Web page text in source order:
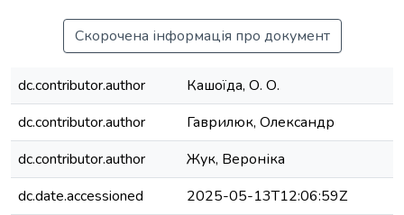
Скорочена інформація про документ
dc.contributor.author
Кашоїда, О. О.
dc.contributor.author
Гаврилюк, Олександр
dc.contributor.author
Жук, Вероніка
dc.date.accessioned
2025-05-13T12:06:59Z